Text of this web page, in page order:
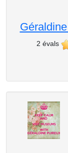
2 évals